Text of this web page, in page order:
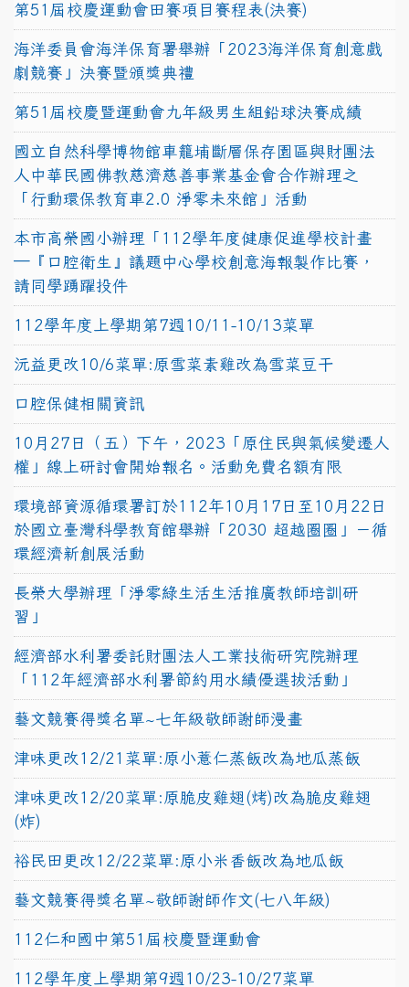
第51屆校慶運動會田賽項目賽程表(決賽)
海洋委員會海洋保育署舉辦「2023海洋保育創意戲
劇競賽」決賽暨頒獎典禮
第51屆校慶暨運動會九年級男生組鉛球決賽成績
國立自然科學博物館車籠埔斷層保存園區與財團法
人中華民國佛教慈濟慈善事業基金會合作辦理之
「行動環保教育車2.0 淨零未來館」活動
本市高榮國小辦理「112學年度健康促進學校計畫
─『口腔衛生』議題中心學校創意海報製作比賽，
請同學踴躍投件
112學年度上學期第7週10/11-10/13菜單
沅益更改10/6菜單:原雪菜素雞改為雪菜豆干
口腔保健相關資訊
10月27日（五）下午，2023「原住民與氣候變遷人
權」線上研討會開始報名。活動免費名額有限
環境部資源循環署訂於112年10月17日至10月22日
於國立臺灣科學教育館舉辦「2030 超越圈圈」－循
環經濟新創展活動
長榮大學辦理「淨零綠生活生活推廣教師培訓研
習」
經濟部水利署委託財團法人工業技術研究院辦理
「112年經濟部水利署節約用水績優選拔活動」
藝文競賽得獎名單~七年級敬師謝師漫畫
津味更改12/21菜單:原小薏仁蒸飯改為地瓜蒸飯
津味更改12/20菜單:原脆皮雞翅(烤)改為脆皮雞翅
(炸)
裕民田更改12/22菜單:原小米香飯改為地瓜飯
藝文競賽得獎名單~敬師謝師作文(七八年級)
112仁和國中第51屆校慶暨運動會
112學年度上學期第9週10/23-10/27菜單